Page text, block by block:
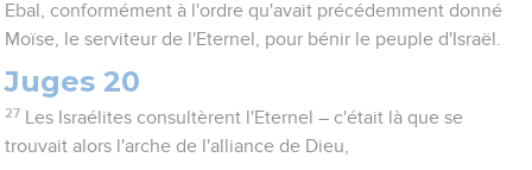
Ebal, conformément à l'ordre qu'avait précédemment donné
Moïse, le serviteur de l'Eternel, pour bénir le peuple d'Israël.
Juges 20
27
Les Israélites consultèrent l'Eternel – c'était là que se
trouvait alors l'arche de l'alliance de Dieu,